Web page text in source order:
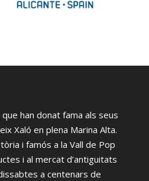
han donat fama als seus
Xaló en plena Marina Alta.
i famós a la Vall de Pop
i al mercat d’antiguitats
a centenars de